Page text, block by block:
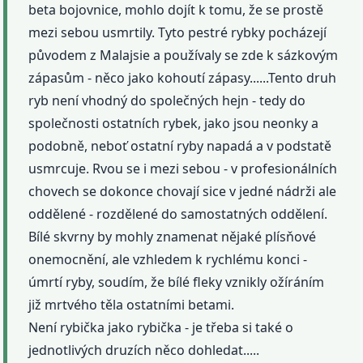
beta bojovnice, mohlo dojít k tomu, že se prostě
mezi sebou usmrtily. Tyto pestré rybky pocházejí
původem z Malajsie a používaly se zde k sázkovým
zápasům - něco jako kohoutí zápasy......Tento druh
ryb není vhodný do společných hejn - tedy do
společnosti ostatních rybek, jako jsou neonky a
podobně, neboť ostatní ryby napadá a v podstatě
usmrcuje. Rvou se i mezi sebou - v profesionálních
chovech se dokonce chovají sice v jedné nádrži ale
oddělené - rozdělené do samostatných oddělení.
Bílé skvrny by mohly znamenat nějaké plísňové
onemocnění, ale vzhledem k rychlému konci -
úmrtí ryby, soudím, že bílé fleky vznikly ožíráním
již mrtvého těla ostatními betami.
Není rybička jako rybička - je třeba si také o
jednotlivých druzích něco dohledat.....